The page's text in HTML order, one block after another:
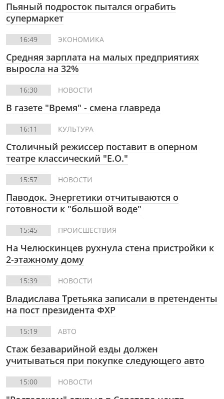
Пьяный подросток пытался ограбить
супермаркет
16:49 ЭКОНОМИКА
Средняя зарплата на малых предприятиях
выросла на 32%
16:30 НОВОСТИ
В газете "Время" - смена главреда
16:11 КУЛЬТУРА
Столичный режиссер поставит в оперном
театре классический "Е.О."
15:57 НОВОСТИ
Паводок. Энергетики отчитываются о
готовности к "большой воде"
15:45 ПРОИСШЕСТВИЯ
На Челюскинцев рухнула стена пристройки к
2-этажному дому
15:39 НОВОСТИ
Владислава Третьяка записали в претенденты
на пост президента ФХР
15:19 АВТО
Стаж безаварийной езды должен
учитываться при покупке следующего авто
15:00 НОВОСТИ